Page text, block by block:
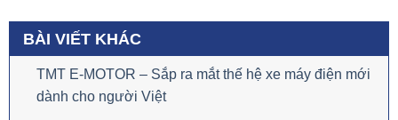
BÀI VIẾT KHÁC
TMT E-MOTOR – Sắp ra mắt thế hệ xe máy điện mới
dành cho người Việt